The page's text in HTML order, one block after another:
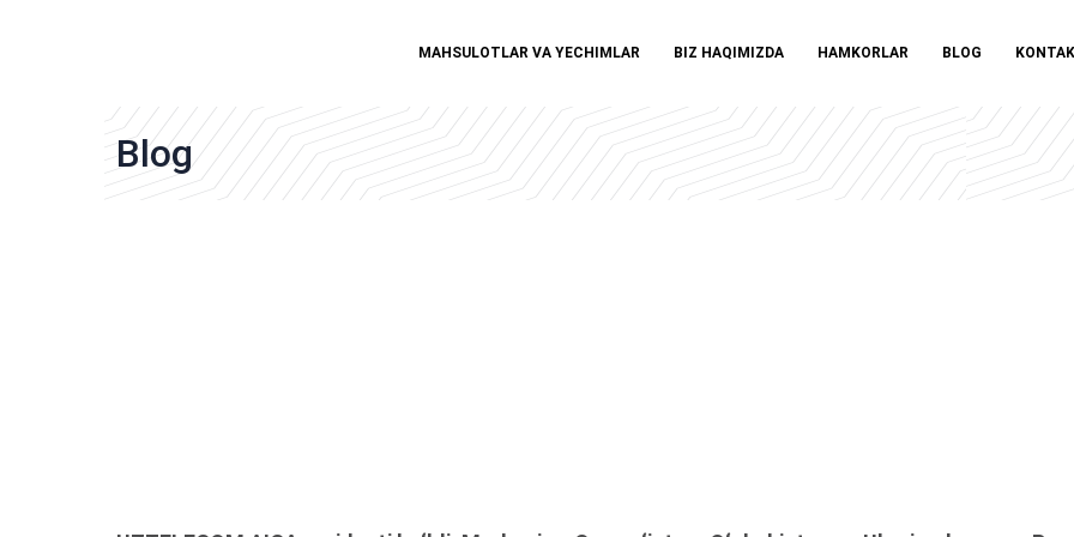
MAHSULOTLAR VA YECHIMLAR BIZ HAQIMIZDA HAMKORLAR BLOG
Blog